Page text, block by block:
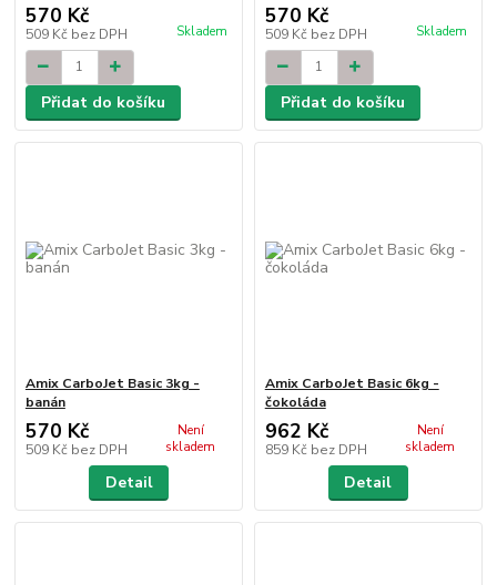
570 Kč
509 Kč bez DPH Skladem
Přidat do košíku
570 Kč
509 Kč bez DPH Skladem
Přidat do košíku
Amix CarboJet Basic 3kg -
banán
570 Kč
509 Kč bez DPH
Není
skladem
Detail
Amix CarboJet Basic 6kg -
čokoláda
962 Kč
859 Kč bez DPH
Není
skladem
Detail